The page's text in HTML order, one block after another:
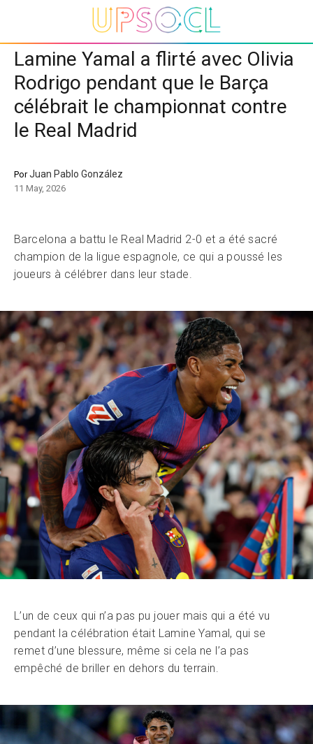
Lamine Yamal a flirté avec Olivia
Rodrigo pendant que le Barça
célébrait le championnat contre
le Real Madrid
PorJuan Pablo González
11 May, 2026
Barcelona a battu le Real Madrid 2-0 et a été sacré
champion de la ligue espagnole, ce qui a poussé les
joueurs à célébrer dans leur stade.
L’un de ceux qui n’a pas pu jouer mais qui a été vu
pendant la célébration était Lamine Yamal, qui se
remet d’une blessure, même si cela ne l’a pas
empêché de briller en dehors du terrain.